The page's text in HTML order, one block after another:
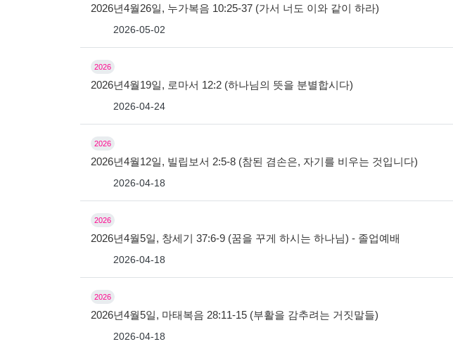
2026년4월26일, 누가복음 10:25-37 (가서 너도 이와 같이 하라)
2026-05-02
2026
2026년4월19일, 로마서 12:2 (하나님의 뜻을 분별합시다)
2026-04-24
2026
2026년4월12일, 빌립보서 2:5-8 (참된 겸손은, 자기를 비우는 것입니다)
2026-04-18
2026
2026년4월5일, 창세기 37:6-9 (꿈을 꾸게 하시는 하나님) - 졸업예배
2026-04-18
2026
2026년4월5일, 마태복음 28:11-15 (부활을 감추려는 거짓말들)
2026-04-18